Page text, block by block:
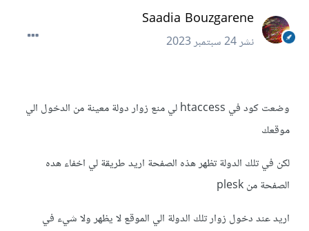
Saadia Bouzgarene
نشر24 سبتمبر 2023
وضعت كود في htaccess لي منع زوار دولة معينة من الدخول الي
موقعك
لكن في تلك الدولة تظهر هذه الصفحة اريد طريقة لي اخفاء هده
الصفحة من plesk
اريد عند دخول زوار تلك الدولة الي الموقع لا يظهر ولا شيء في